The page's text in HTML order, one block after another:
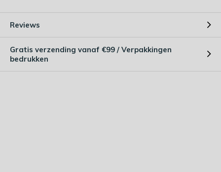
Reviews
Gratis verzending vanaf €99 / Verpakkingen
bedrukken